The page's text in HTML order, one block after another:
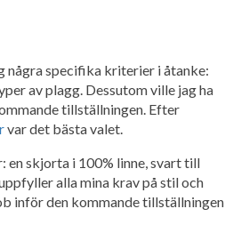
några specifika kriterier i åtanke:
av plagg. Dessutom ville jag ha
tillställningen. Efter
var det bästa valet.
en skjorta i 100% linne, svart till
alla mina krav på stil och
inför den kommande tillställningen